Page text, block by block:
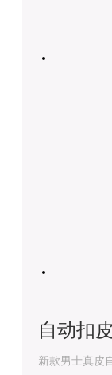
自动扣
新款男士真皮